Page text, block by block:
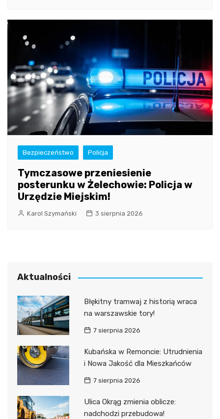
Bezpieczeństwo Policja
Tymczasowe przeniesienie
posterunku w Żelechowie: Policja w
Urzędzie Miejskim!
Karol Szymański 3 sierpnia 2026
Aktualności
Błękitny tramwaj z historią wraca
na warszawskie tory!
7 sierpnia 2026
Kubańska w Remoncie: Utrudnienia
i Nowa Jakość dla Mieszkańców
7 sierpnia 2026
Ulica Okrąg zmienia oblicze:
nadchodzi przebudowa!